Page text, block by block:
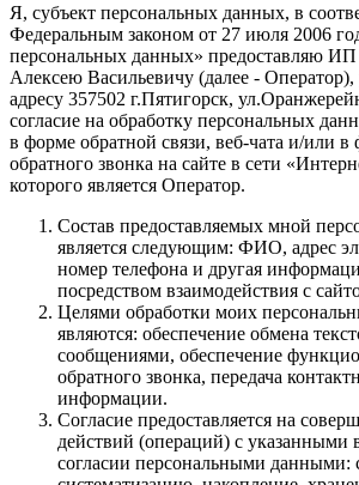
Я, субъект персональных данных, в
Федеральным законом от 27 июля 2006
персональных данных» предоставляю
Алексею Васильевичу (далее -
адресу 357502 г.Пятигорск,
согласие на обработку персональных
в форме обратной связи, веб-чата и/или в
обратного звонка на сайте в сети
которого является Оператор.
Состав предоставляемых мной
является следующим: ФИО, адрес
номер телефона и другая
посредством взаимодействия с
Целями обработки моих
являются: обеспечение обмена
сообщениями, обеспечение
обратного звонка, передача
информации.
Согласие предоставляется на
действий (операций) с указанными
согласии персональными данными: